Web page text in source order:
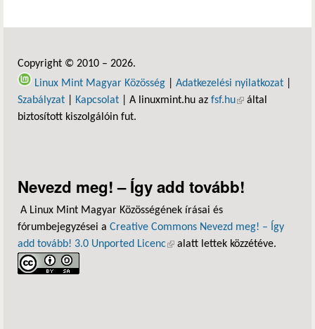
Copyright © 2010 – 2026.
Linux Mint Magyar Közösség
Adatkezelési nyilatkozat
Szabályzat
Kapcsolat | A linuxmint.hu az fsf.hu(külső hivatkozás)
által
biztosított kiszolgálóin fut.
Nevezd meg! – Így add tovább!
A Linux Mint Magyar Közösségének írásai és
fórumbejegyzései a Creative Commons Nevezd meg! – Így
add tovább! 3.0 Unported Licenc(külső hivatkozás)
alatt lettek közzétéve.